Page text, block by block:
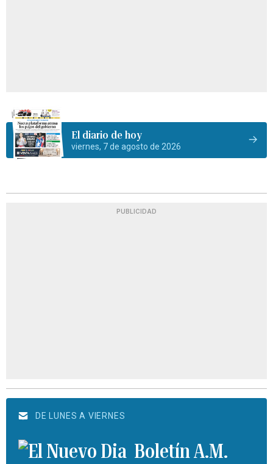
El diario de hoy
viernes, 7 de agosto de 2026
PUBLICIDAD
DE LUNES A VIERNES
Boletín A.M.